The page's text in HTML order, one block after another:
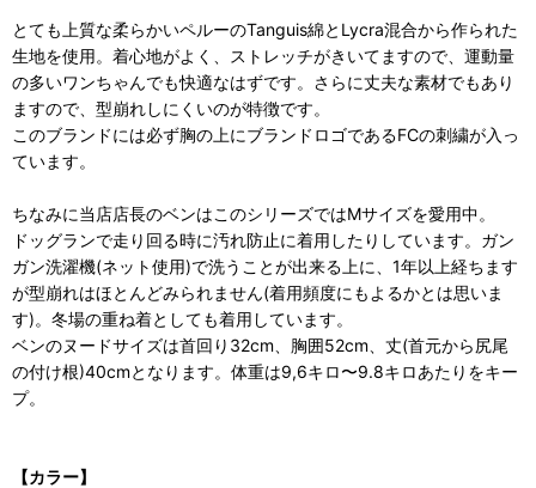
とても上質な柔らかいペルーのTanguis綿とLycra混合から作られた
生地を使用。着心地がよく、ストレッチがきいてますので、運動量
の多いワンちゃんでも快適なはずです。さらに丈夫な素材でもあり
ますので、型崩れしにくいのが特徴です。
このブランドには必ず胸の上にブランドロゴであるFCの刺繍が入っ
ています。
ちなみに当店店長のベンはこのシリーズではMサイズを愛用中。
ドッグランで走り回る時に汚れ防止に着用したりしています。ガン
ガン洗濯機(ネット使用)で洗うことが出来る上に、1年以上経ちます
が型崩れはほとんどみられません(着用頻度にもよるかとは思いま
す)。冬場の重ね着としても着用しています。
ベンのヌードサイズは首回り32cm、胸囲52cm、丈(首元から尻尾
の付け根)40cmとなります。体重は9,6キロ〜9.8キロあたりをキー
プ。
【カラー】